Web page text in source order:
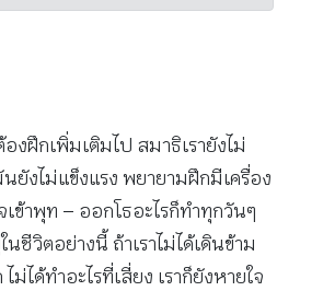
งฝึกเพิ่มเติมไป สมาธิเรายังไม่
ยังไม่แข็งแรง พยายามฝึกมีเครื่อง
เข้าพุท – ออกโธอะไรก็ทำทุกวันๆ
ชีวิตอย่างนี้ ถ้าเราไม่ได้เดินข้าม
ม่ได้ทำอะไรที่เสี่ยง เราก็ยังหายใจ